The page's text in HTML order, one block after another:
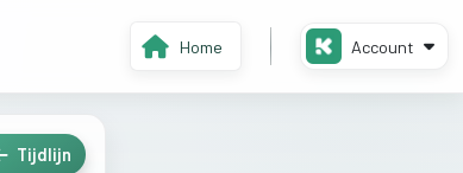
Home Account
Tijdlijn